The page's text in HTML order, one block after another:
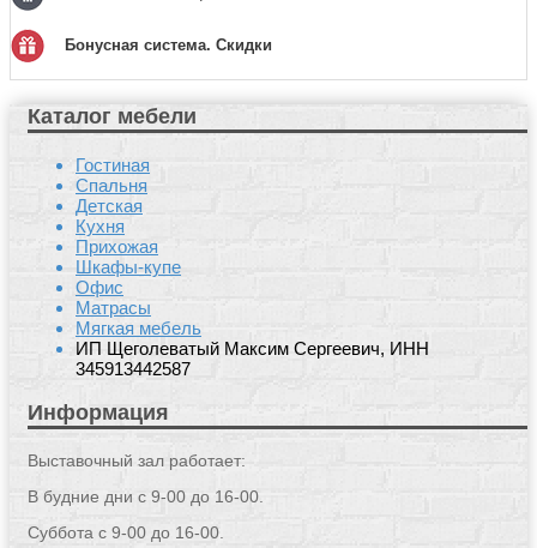
Бонусная система. Скидки
Каталог мебели
Гостиная
Спальня
Детская
Кухня
Прихожая
Шкафы-купе
Офис
Матрасы
Мягкая мебель
ИП Щеголеватый Максим Сергеевич, ИНН
345913442587
Информация
Выставочный зал работает:
В будние дни с 9-00 до 16-00.
Суббота с 9-00 до 16-00.